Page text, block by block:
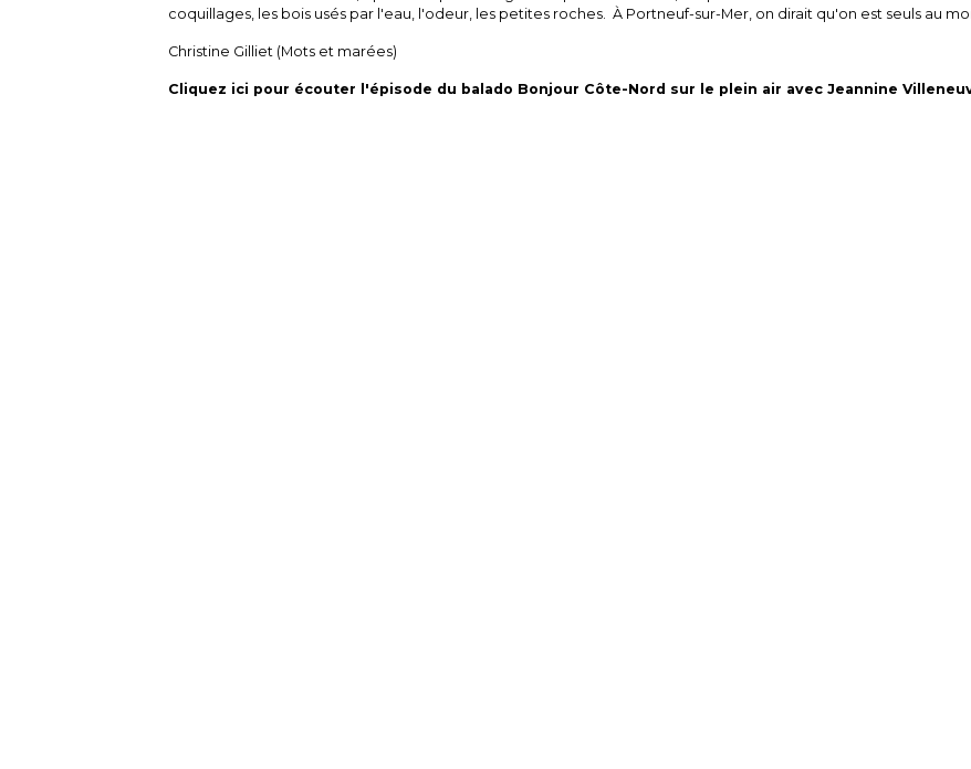
coquillages, les bois usés par l'eau, l'odeur, les petites roches. À Portneuf-sur-Mer, on dirait qu'on est seuls au
Christine Gilliet (Mots et marées)
Cliquez ici pour écouter l'épisode du balado Bonjour Côte-Nord sur le plein air avec Jeannine